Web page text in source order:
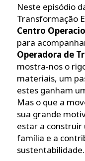
Neste episódio
Transformação
Centro
para
Operadora de
mostra-nos o
materiais, um
estes ganham
Mas o que a
sua grande
estar a construir
família e a
sustentabilidade.